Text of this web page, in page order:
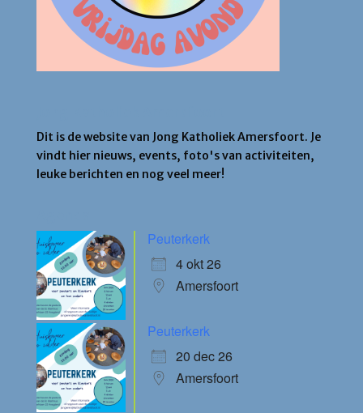
Dit is de website van Jong Katholiek Amersfoort. Je
vindt hier nieuws, events, foto's van activiteiten,
leuke berichten en nog veel meer!
Peuterkerk
4 okt 26
Amersfoort
Peuterkerk
20 dec 26
Amersfoort